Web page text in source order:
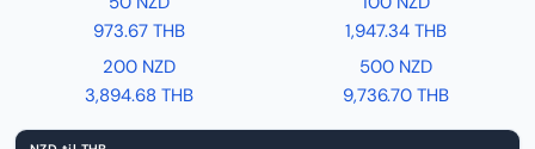
973.67 THB
1,947.34 THB
200 NZD
3,894.68 THB
500 NZD
9,736.70 THB